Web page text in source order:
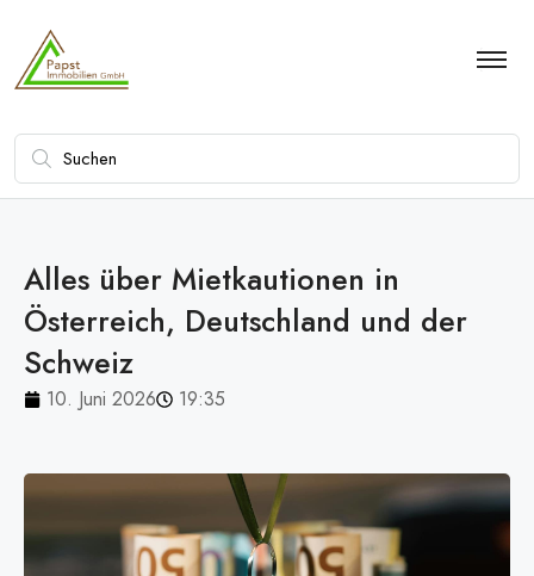
Alles über Mietkautionen in
Österreich, Deutschland und der
Schweiz
10. Juni 2026 19:35